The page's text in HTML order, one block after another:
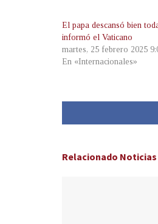
El papa descansó bien
informó el Vaticano
martes, 25 febrero 2025
En «Internacionales»
Relacionado Noticias